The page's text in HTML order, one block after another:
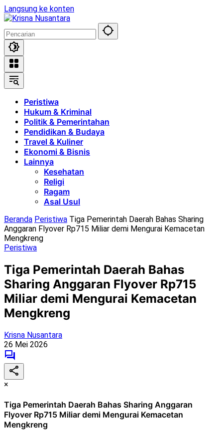
Langsung ke konten
Peristiwa
Hukum & Kriminal
Politik & Pemerintahan
Pendidikan & Budaya
Travel & Kuliner
Ekonomi & Bisnis
Lainnya
Kesehatan
Religi
Ragam
Asal Usul
Beranda Peristiwa Tiga Pemerintah Daerah Bahas Sharing
Anggaran Flyover Rp715 Miliar demi Mengurai Kemacetan
Mengkreng
Peristiwa
Tiga Pemerintah Daerah Bahas
Sharing Anggaran Flyover Rp715
Miliar demi Mengurai Kemacetan
Mengkreng
Krisna Nusantara
26 Mei 2026
×
Tiga Pemerintah Daerah Bahas Sharing Anggaran
Flyover Rp715 Miliar demi Mengurai Kemacetan
Mengkreng